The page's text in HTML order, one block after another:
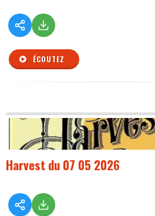
ÉCOUTEZ
Harvest du 07 05 2026